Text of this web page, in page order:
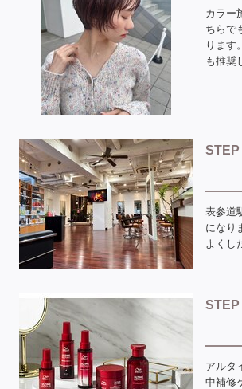
カラー
ちらで
ります
も推奨
STEP
表参道
になり
よくし
STEP
アルタ
中補修